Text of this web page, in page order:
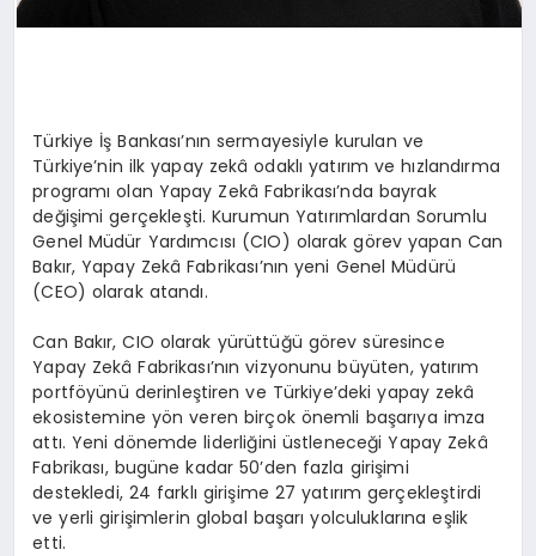
Türkiye İş Bankası’nın sermayesiyle kurulan ve
Türkiye’nin ilk yapay zekâ odaklı yatırım ve hızlandırma
programı olan Yapay Zekâ Fabrikası’nda bayrak
değişimi gerçekleşti. Kurumun Yatırımlardan Sorumlu
Genel Müdür Yardımcısı (CIO) olarak görev yapan Can
Bakır, Yapay Zekâ Fabrikası’nın yeni Genel Müdürü
(CEO) olarak atandı.
Can Bakır, CIO olarak yürüttüğü görev süresince
Yapay Zekâ Fabrikası’nın vizyonunu büyüten, yatırım
portföyünü derinleştiren ve Türkiye’deki yapay zekâ
ekosistemine yön veren birçok önemli başarıya imza
attı. Yeni dönemde liderliğini üstleneceği Yapay Zekâ
Fabrikası, bugüne kadar 50’den fazla girişimi
destekledi, 24 farklı girişime 27 yatırım gerçekleştirdi
ve yerli girişimlerin global başarı yolculuklarına eşlik
etti.